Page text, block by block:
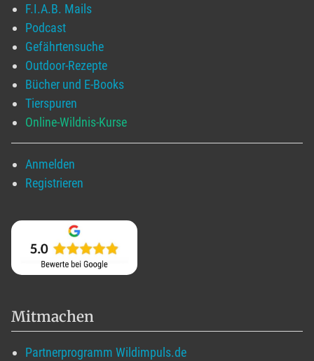
F.I.A.B. Mails
Podcast
Gefährtensuche
Outdoor-Rezepte
Bücher und E-Books
Tierspuren
Online-Wildnis-Kurse
Anmelden
Registrieren
Mitmachen
Partnerprogramm Wildimpuls.de